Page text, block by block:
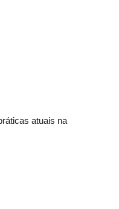
atuais na